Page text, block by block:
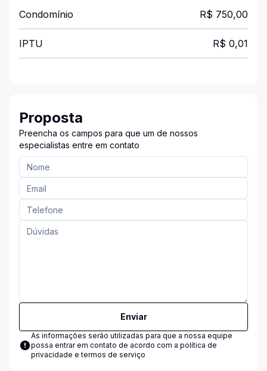
Condomínio R$ 750,00
IPTU R$ 0,01
Proposta
Preencha os campos para que um de nossos
especialistas entre em contato
Enviar
As informações serão utilizadas para que a nossa equipe
possa entrar em contato de acordo com a política de
privacidade e termos de serviço